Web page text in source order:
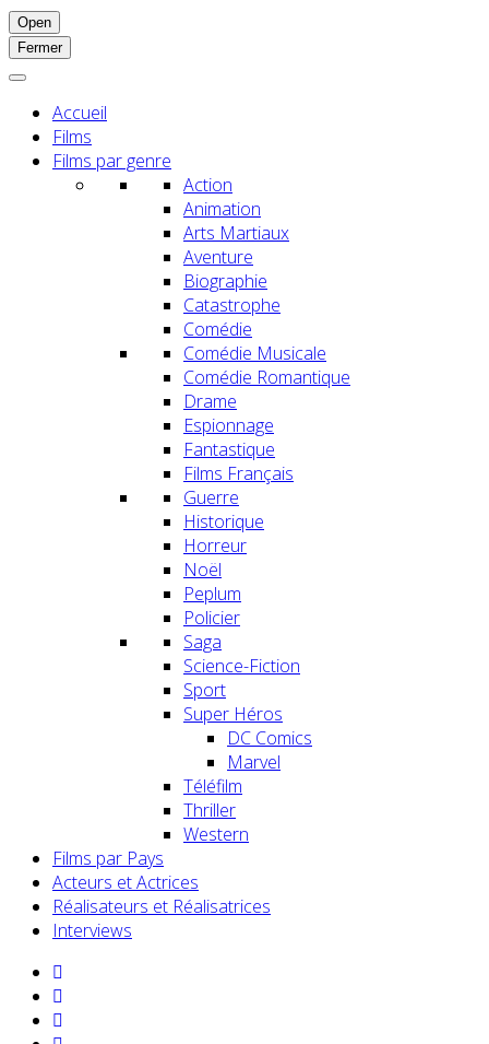
Open
Fermer
Accueil
Films
Films par genre
Action
Animation
Arts Martiaux
Aventure
Biographie
Catastrophe
Comédie
Comédie Musicale
Comédie Romantique
Drame
Espionnage
Fantastique
Films Français
Guerre
Historique
Horreur
Noël
Peplum
Policier
Saga
Science-Fiction
Sport
Super Héros
DC Comics
Marvel
Téléfilm
Thriller
Western
Films par Pays
Acteurs et Actrices
Réalisateurs et Réalisatrices
Interviews